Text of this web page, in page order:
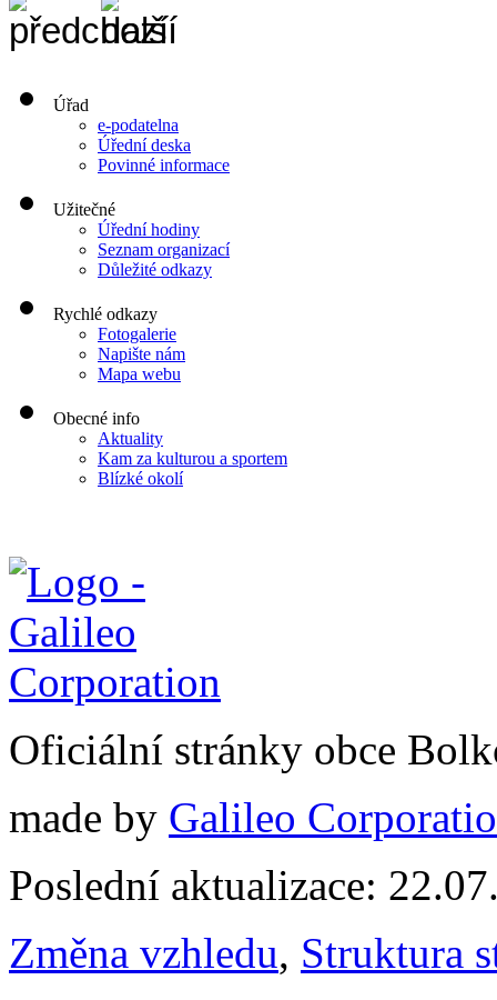
Úřad
e-podatelna
Úřední deska
Povinné informace
Užitečné
Úřední hodiny
Seznam organizací
Důležité odkazy
Rychlé odkazy
Fotogalerie
Napište nám
Mapa webu
Obecné info
Aktuality
Kam za kulturou a sportem
Blízké okolí
Oficiální stránky obce
made by Galileo
Poslední aktualizace:
Změna vzhledu, Struktura